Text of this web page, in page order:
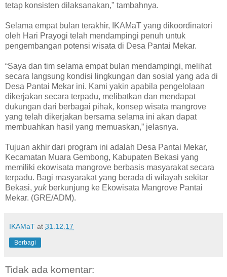
tetap konsisten dilaksanakan," tambahnya.
Selama empat bulan terakhir, IKAMaT yang dikoordinatori
oleh Hari Prayogi telah mendampingi penuh untuk
pengembangan potensi wisata di Desa Pantai Mekar.
“Saya dan tim selama empat bulan mendampingi, melihat
secara langsung kondisi lingkungan dan sosial yang ada di
Desa Pantai Mekar ini. Kami yakin apabila pengelolaan
dikerjakan secara terpadu, melibatkan dan mendapat
dukungan dari berbagai pihak, konsep wisata mangrove
yang telah dikerjakan bersama selama ini akan dapat
membuahkan hasil yang memuaskan,” jelasnya.
Tujuan akhir dari program ini adalah Desa Pantai Mekar,
Kecamatan Muara Gembong, Kabupaten Bekasi yang
memiliki ekowisata mangrove berbasis masyarakat secara
terpadu. Bagi masyarakat yang berada di wilayah sekitar
Bekasi, yukberkunjung ke Ekowisata Mangrove Pantai
Mekar. (GRE/ADM).
IKAMaT at 31.12.17
Berbagi
Tidak ada komentar: